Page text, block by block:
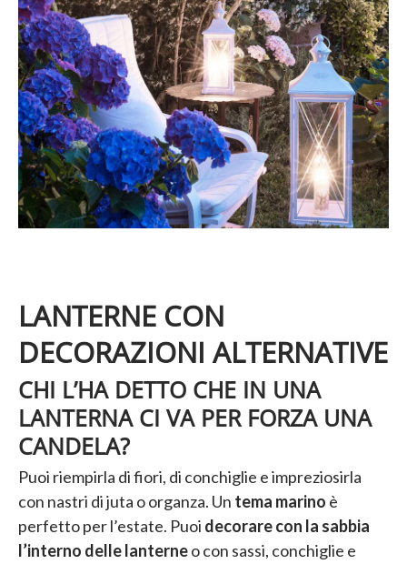
LANTERNE CON
DECORAZIONI ALTERNATIVE
CHI L’HA DETTO CHE IN UNA
LANTERNA CI VA PER FORZA UNA
CANDELA?
Puoi riempirla di fiori, di conchiglie e impreziosirla
con nastri di juta o organza. Un tema marino è
perfetto per l’estate. Puoi decorare con la sabbia
l’interno delle lanterneo con sassi, conchiglie e